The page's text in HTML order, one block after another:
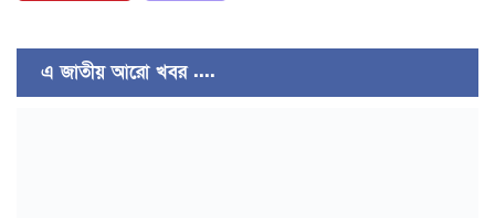
এ জাতীয় আরো খবর ....